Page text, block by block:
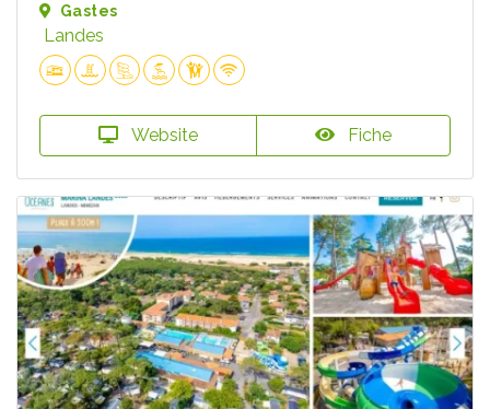
Gastes
Landes
Website Fiche